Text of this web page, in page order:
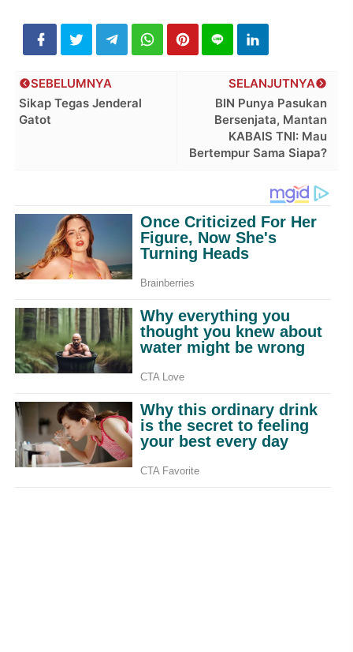
SELANJUTNYA
BIN Punya Pasukan
Bersenjata, Mantan
KABAIS TNI: Mau
Bertempur Sama Siapa?
SEBELUMNYA
Sikap Tegas Jenderal
Gatot